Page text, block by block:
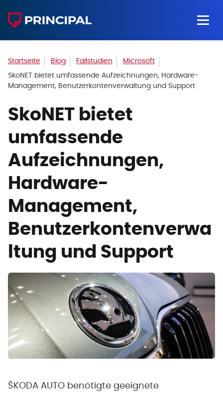
Startseite Blog Fallstudien Microsoft
SkoNET bietet umfassende Aufzeichnungen, Hardware-
Management, Benutzerkontenverwaltung und Support
SkoNET bietet
umfassende
Aufzeichnungen,
Hardware-
Management,
Benutzerkontenverwa
ltung und Support
ŠKODA AUTO benötigte geeignete